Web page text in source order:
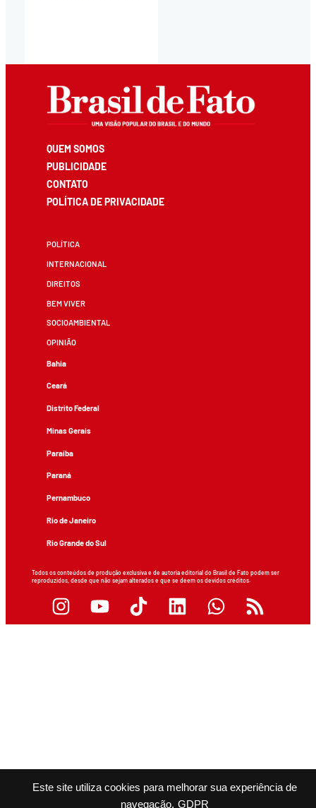
Este site utiliza cookies para melhorar sua experiência de
navegação. GDPR
QUEM SOMOS
PUBLICIDADE
CONTATO
POLÍTICA DE PRIVACIDADE
POLÍTICA
INTERNACIONAL
DIREITOS
BEM VIVER
SOCIOAMBIENTAL
OPINIÃO
Bahia
Ceará
Distrito Federal
Minas Gerais
Paraíba
Paraná
Pernambuco
Rio de Janeiro
Rio Grande do Sul
Todos os conteúdos de produção exclusiva e de autoria editorial do Brasil de Fato podem ser
reproduzidos, desde que não sejam alterados e que se deem os devidos créditos.